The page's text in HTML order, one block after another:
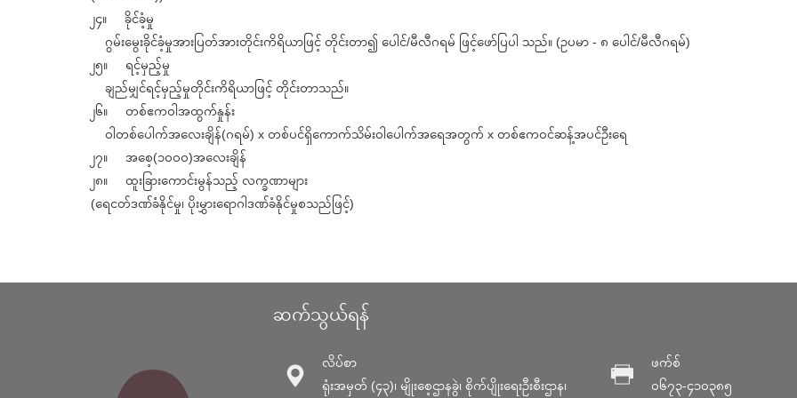
၂၄။ ခိုင်ခံ့မှု
ဂွမ်းမွေးခိုင်ခံ့မှုအားပြတ်အားတိုင်းကိရိယာဖြင့် တိုင်းတာ၍ ပေါင်/မီလီဂရမ် ဖြင့်ဖော်ပြပါ သည်။ (ဥပမာ - ၈ ပေါင်/မီလီဂရမ်)
၂၅။ ရင့်မှည့်မှု
ချည်မျှင်ရင့်မှည့်မှုတိုင်းကိရိယာဖြင့် တိုင်းတာသည်။
၂၆။ တစ်ဧကဝါအထွက်နှုန်း
ဝါတစ်ပေါက်အလေးချိန်(ဂရမ်) x တစ်ပင်ရှိကောက်သိမ်းဝါပေါက်အရေအတွက် x တစ်ဧက၀င်ဆန့်အပင်ဦးရေ
၂၇။ အစေ့(၁၀၀၀)အလေးချိန်
၂၈။ ထူးခြားကောင်းမွန်သည့် လက္ခဏာများ
(ရေငတ်ဒဏ်ခံနိုင်မှု၊ ပိုးမွှားရောဂါဒဏ်ခံနိုင်မှုစသည်ဖြင့်)
ဆက်သွယ်ရန်
လိပ်စာ
ရုံးအမှတ် (၄၃)၊ မျိုးစေ့ဌာနခွဲ၊ စိုက်ပျိုးရေးဦးစီးဌာန၊
ဖက်စ်
၀၆၇၃-၄၁၀၃၈၅